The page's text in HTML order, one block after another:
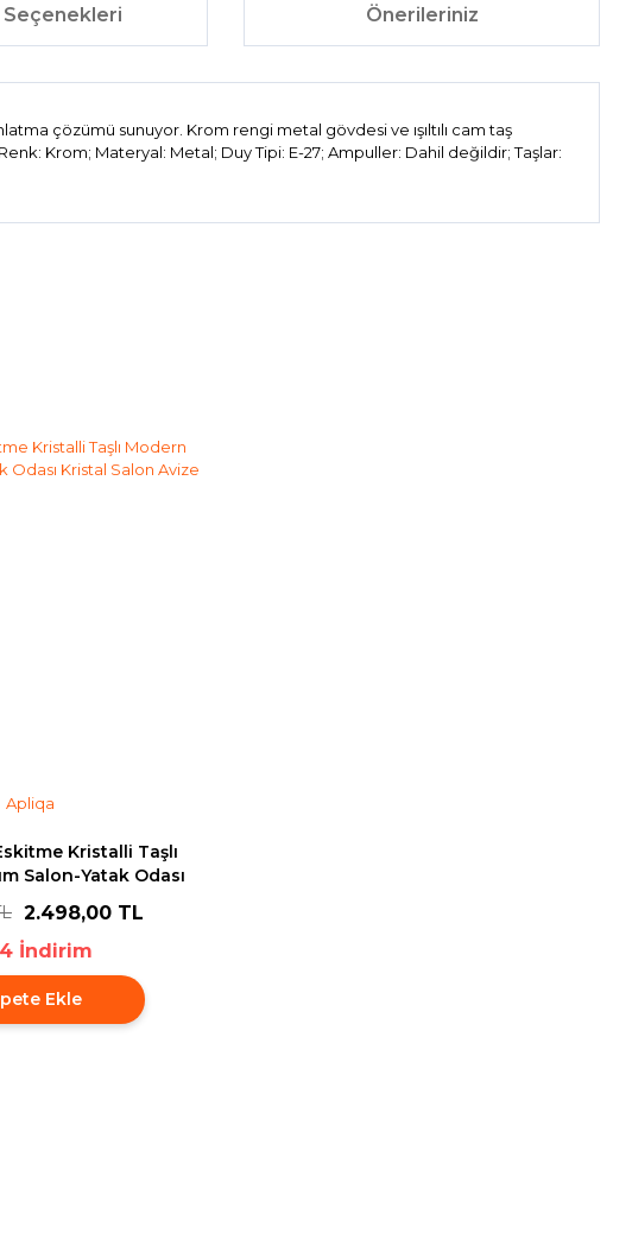
Önerileriniz
çözümü sunuyor. Krom rengi metal gövdesi ve ışıltılı cam taş
Krom; Materyal: Metal; Duy Tipi: E-27; Ampuller: Dahil değildir; Taşlar:
Apliqa
Kristalli Taşlı
Salon-Yatak Odası
2.498,00 TL
İndirim
Ekle